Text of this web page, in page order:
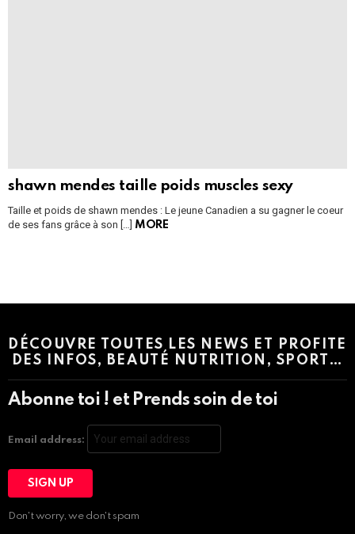
shawn mendes taille poids muscles sexy
Taille et poids de shawn mendes : Le jeune Canadien a su gagner le coeur
de ses fans grâce à son […] MORE
DÉCOUVRE TOUTES LES NEWS ET PROFITE
DES INFOS, BEAUTÉ NUTRITION, SPORT…
Abonne toi ! et Prends soin de toi
Email address:
Don't worry, we don't spam